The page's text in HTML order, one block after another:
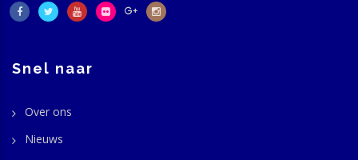
Snel naar
Over ons
Nieuws